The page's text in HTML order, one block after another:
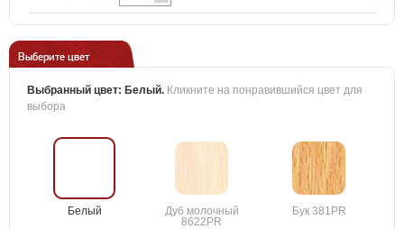
Выберите цвет
Выбранный цвет: Белый. Кликните на понравившийся цвет для
выбора
Белый
Дуб молочный
8622PR
Бук 381PR